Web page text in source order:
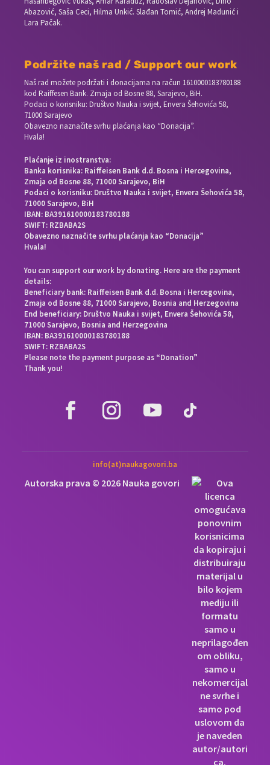
Abazović, Saša Ceci, Hilma Unkić. Slađan Tomić, Andrej Madunić i
Lara Pačak.
Podržite naš rad / Support our work
Naš rad možete podržati i donacijama na račun 1610000183780188
kod Raiffesen Bank. Zmaja od Bosne 88, Sarajevo, BiH.
Podaci o korisniku: Društvo Nauka i svijet, Envera Šehovića 58,
71000 Sarajevo
Obavezno naznačite svrhu plaćanja kao “Donacija”.
Hvala!
Plaćanje iz inostranstva:
Banka korisnika: Raiffeisen Bank d.d. Bosna i Hercegovina,
Zmaja od Bosne 88, 71000 Sarajevo, BiH
Podaci o korisniku: Društvo Nauka i svijet, Envera Šehovića 58,
71000 Sarajevo, BiH
IBAN: BA391610000183780188
SWIFT: RZBABA2S
Obavezno naznačite svrhu plaćanja kao “Donacija”
Hvala!
You can support our work by donating. Here are the payment
details:
Beneficiary bank: Raiffeisen Bank d.d. Bosna i Hercegovina,
Zmaja od Bosne 88, 71000 Sarajevo, Bosnia and Herzegovina
End beneficiary: Društvo Nauka i svijet, Envera Šehovića 58,
71000 Sarajevo, Bosnia and Herzegovina
IBAN: BA391610000183780188
SWIFT: RZBABA2S
Please note the payment purpose as “Donation”
Thank you!
info(at)naukagovori.ba
Autorska prava © 2026 Nauka govori